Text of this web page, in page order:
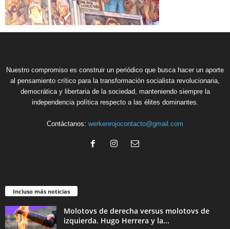
Nuestro compromiso es construir un periódico que busca hacer un aporte
al pensamiento crítico para la transformación socialista revolucionaria,
democrática y libertaria de la sociedad, manteniendo siempre la
independencia política respecto a las élites dominantes.
Contáctanos: werkenrojocontacto@gmail.com
Incluso más noticias
Molotovs de derecha versus molotovs de
izquierda. Hugo Herrera y la...